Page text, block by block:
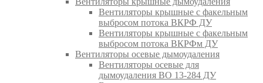
Вентиляторы крышные с факельным
выбросом потока ВКРФ ДУ
Вентиляторы крышные с факельным
выбросом потока ВКРФм ДУ
Вентиляторы осевые дымоудаления
Вентиляторы осевые для
дымоудаления ВО 13-284 ДУ